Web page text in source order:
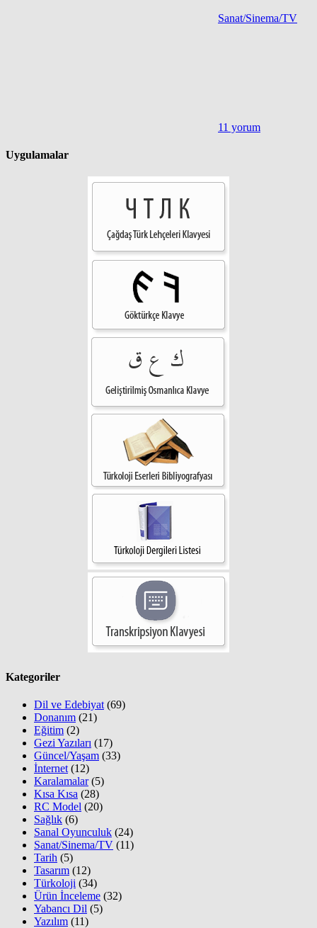
Sanat/Sinema/TV
11 yorum
Uygulamalar
Kategoriler
Dil ve Edebiyat (69)
Donanım (21)
Eğitim (2)
Gezi Yazıları (17)
Güncel/Yaşam (33)
İnternet (12)
Karalamalar(5)
Kısa Kısa (28)
RC Model (20)
Sağlık (6)
Sanal Oyunculuk (24)
Sanat/Sinema/TV (11)
Tarih (5)
Tasarım (12)
Türkoloji (34)
Ürün İnceleme (32)
Yabancı Dil (5)
Yazılım (11)